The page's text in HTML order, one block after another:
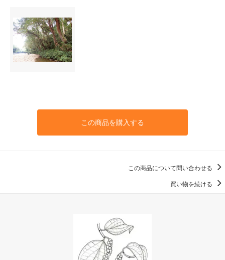
この商品を購入する
この商品について問い合わせる
買い物を続ける